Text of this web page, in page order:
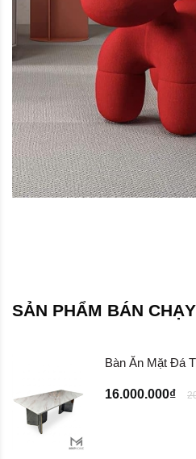
SẢN PHẨM BÁN CHẠY
Bàn Ăn Mặt Đá
16.000.000₫